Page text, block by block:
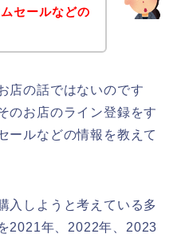
セールなどの
店の話ではないのです
のお店のライン登録をす
ールなどの情報を教えて
入しようと考えている多
2021年、2022年、2023